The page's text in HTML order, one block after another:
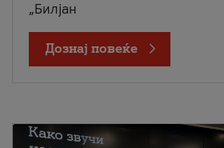
„Билјан
Дознај повеќе